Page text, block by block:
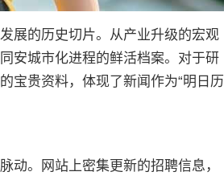
展的历史切片。从产业升级的宏观
安城市化进程的鲜活档案。对于研
宝贵资料，体现了新闻作为“明日历
动。网站上密集更新的招聘信息，